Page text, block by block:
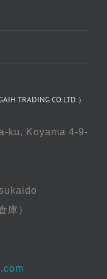
TRADING CO.LTD.）
ku, Koyama 4-9-
庫）